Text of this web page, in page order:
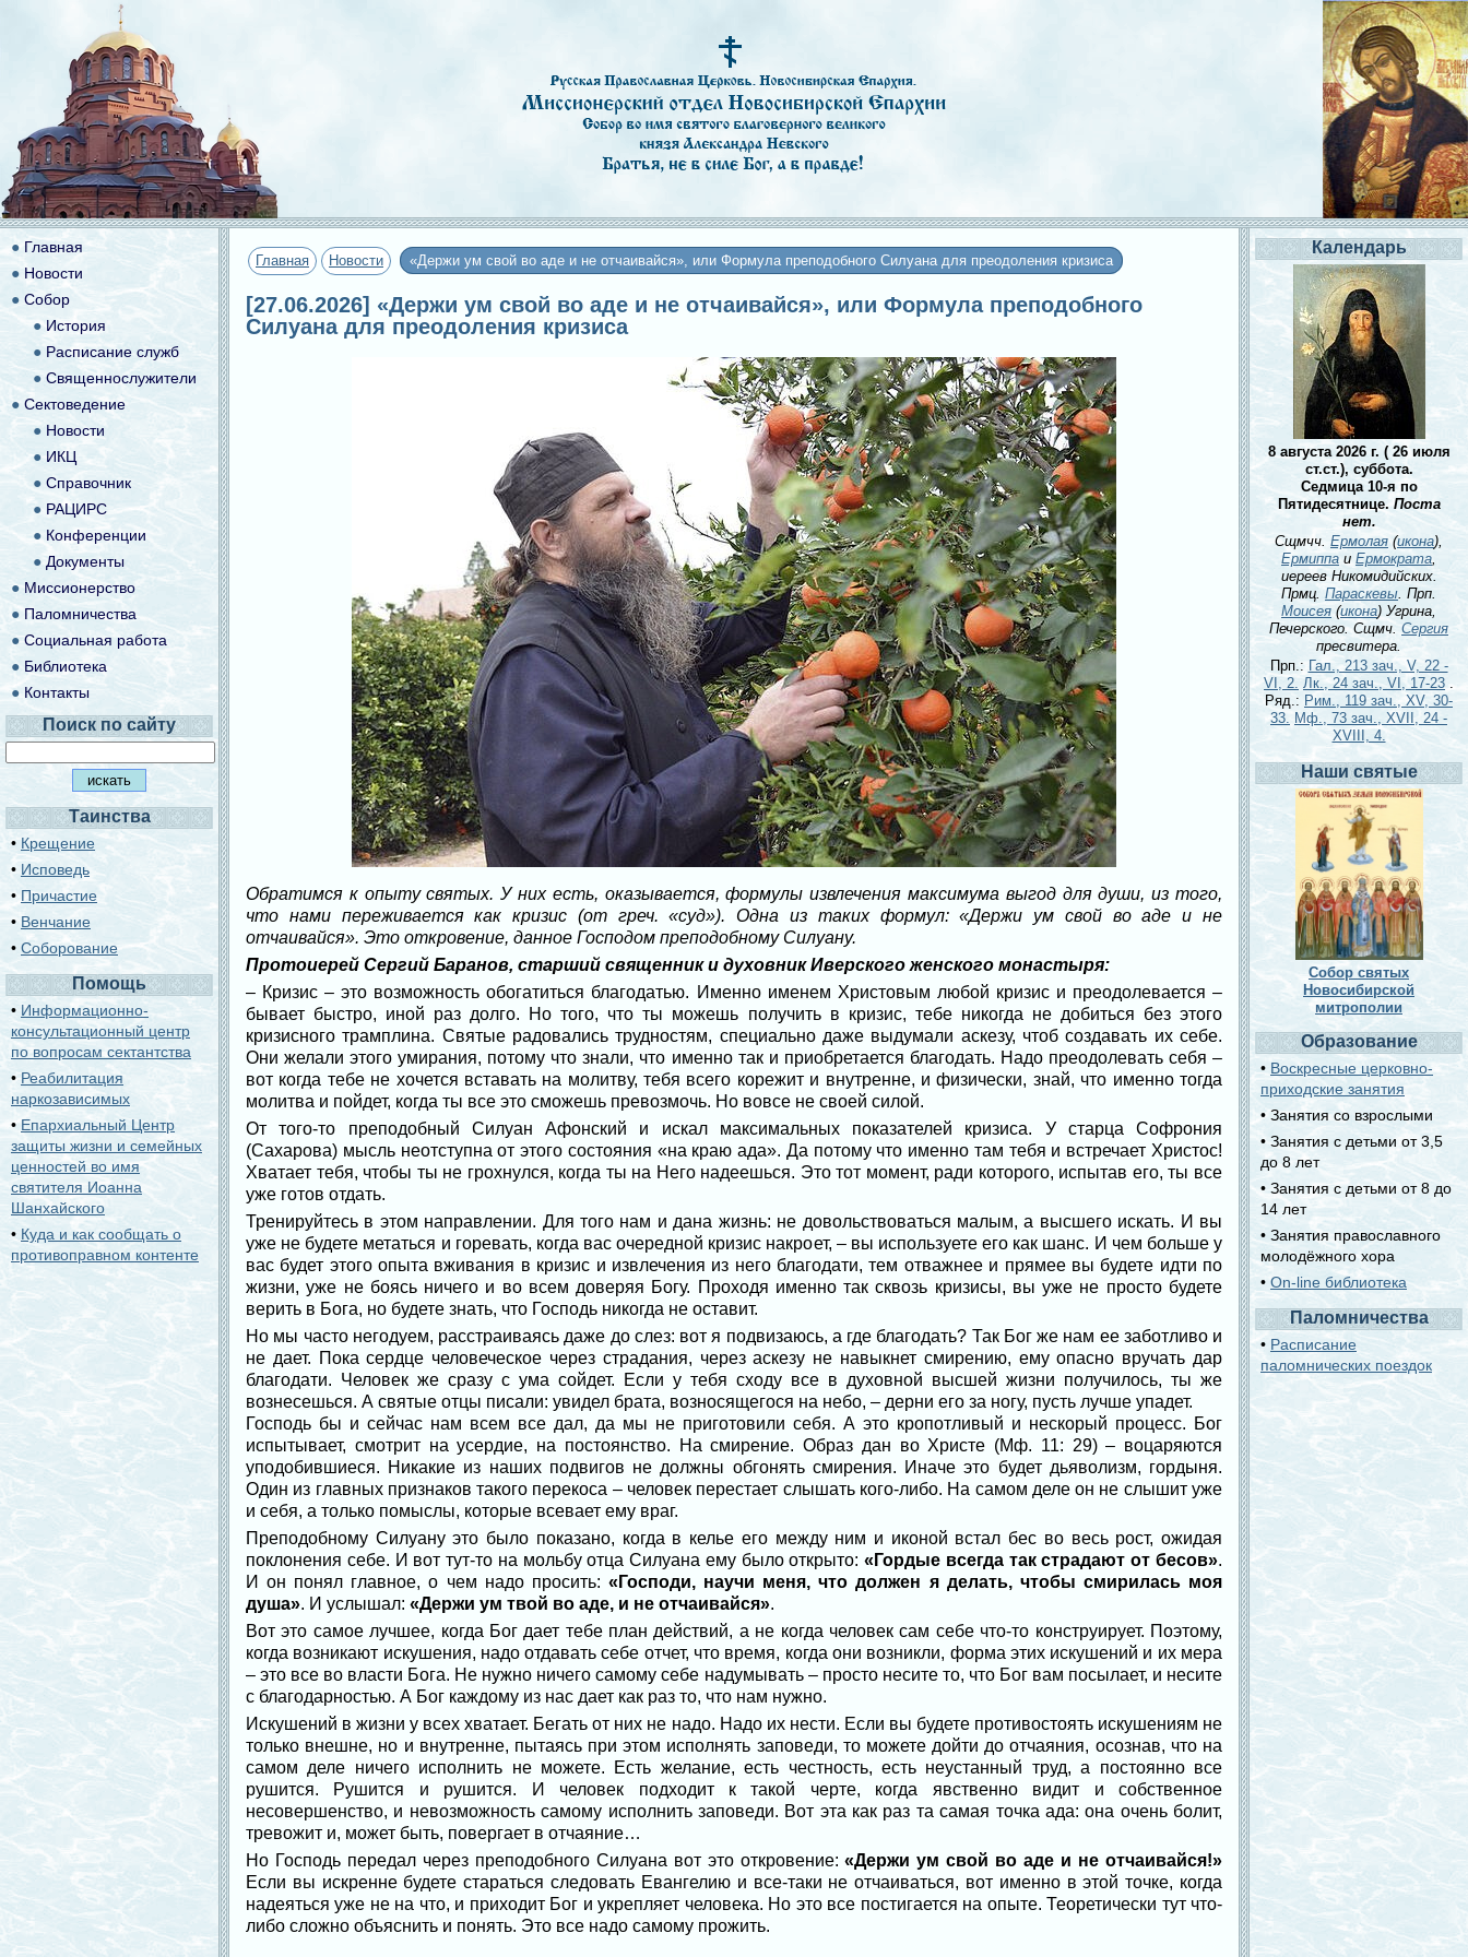
Главная Новости «Держи ум свой во аде и не отчаивайся», или Формула преподобного Силуана для преодоления кризиса
[27.06.2026] «Держи ум свой во аде и не отчаивайся», или Формула преподобного
Силуана для преодоления кризиса
Обратимся к опыту святых. У них есть, оказывается, формулы извлечения максимума выгод для души, из того,
что нами переживается как кризис (от греч. «суд»). Одна из таких формул: «Держи ум свой во аде и не
отчаивайся». Это откровение, данное Господом преподобному Силуану.
Протоиерей Сергий Баранов, старший священник и духовник Иверского женского монастыря:
– Кризис – это возможность обогатиться благодатью. Именно именем Христовым любой кризис и преодолевается –
бывает быстро, иной раз долго. Но того, что ты можешь получить в кризис, тебе никогда не добиться без этого
кризисного трамплина. Святые радовались трудностям, специально даже выдумали аскезу, чтоб создавать их себе.
Они желали этого умирания, потому что знали, что именно так и приобретается благодать. Надо преодолевать себя –
вот когда тебе не хочется вставать на молитву, тебя всего корежит и внутренне, и физически, знай, что именно тогда
молитва и пойдет, когда ты все это сможешь превозмочь. Но вовсе не своей силой.
От того-то преподобный Силуан Афонский и искал максимальных показателей кризиса. У старца Софрония
(Сахарова) мысль неотступна от этого состояния «на краю ада». Да потому что именно там тебя и встречает Христос!
Хватает тебя, чтобы ты не грохнулся, когда ты на Него надеешься. Это тот момент, ради которого, испытав его, ты все
уже готов отдать.
Тренируйтесь в этом направлении. Для того нам и дана жизнь: не довольствоваться малым, а высшего искать. И вы
уже не будете метаться и горевать, когда вас очередной кризис накроет, – вы используете его как шанс. И чем больше у
вас будет этого опыта вживания в кризис и извлечения из него благодати, тем отважнее и прямее вы будете идти по
жизни, уже не боясь ничего и во всем доверяя Богу. Проходя именно так сквозь кризисы, вы уже не просто будете
верить в Бога, но будете знать, что Господь никогда не оставит.
Но мы часто негодуем, расстраиваясь даже до слез: вот я подвизаюсь, а где благодать? Так Бог же нам ее заботливо и
не дает. Пока сердце человеческое через страдания, через аскезу не навыкнет смирению, ему опасно вручать дар
благодати. Человек же сразу с ума сойдет. Если у тебя сходу все в духовной высшей жизни получилось, ты же
вознесешься. А святые отцы писали: увидел брата, возносящегося на небо, – дерни его за ногу, пусть лучше упадет.
Господь бы и сейчас нам всем все дал, да мы не приготовили себя. А это кропотливый и нескорый процесс. Бог
испытывает, смотрит на усердие, на постоянство. На смирение. Образ дан во Христе (Мф. 11: 29) – воцаряются
уподобившиеся. Никакие из наших подвигов не должны обгонять смирения. Иначе это будет дьяволизм, гордыня.
Один из главных признаков такого перекоса – человек перестает слышать кого-либо. На самом деле он не слышит уже
и себя, а только помыслы, которые всевает ему враг.
Преподобному Силуану это было показано, когда в келье его между ним и иконой встал бес во весь рост, ожидая
поклонения себе. И вот тут-то на мольбу отца Силуана ему было открыто:«Гордые всегда так страдают от бесов».
И он понял главное, о чем надо просить: «Господи, научи меня, что должен я делать, чтобы смирилась моя
душа». И услышал: «Держи ум твой во аде, и не отчаивайся».
Вот это самое лучшее, когда Бог дает тебе план действий, а не когда человек сам себе что-то конструирует. Поэтому,
когда возникают искушения, надо отдавать себе отчет, что время, когда они возникли, форма этих искушений и их мера
– это все во власти Бога. Не нужно ничего самому себе надумывать – просто несите то, что Бог вам посылает, и несите
с благодарностью. А Бог каждому из нас дает как раз то, что нам нужно.
Искушений в жизни у всех хватает. Бегать от них не надо. Надо их нести. Если вы будете противостоять искушениям не
только внешне, но и внутренне, пытаясь при этом исполнять заповеди, то можете дойти до отчаяния, осознав, что на
самом деле ничего исполнить не можете. Есть желание, есть честность, есть неустанный труд, а постоянно все
рушится. Рушится и рушится. И человек подходит к такой черте, когда явственно видит и собственное
несовершенство, и невозможность самому исполнить заповеди. Вот эта как раз та самая точка ада: она очень болит,
тревожит и, может быть, повергает в отчаяние…
Но Господь передал через преподобного Силуана вот это откровение:«Держи ум свой во аде и не отчаивайся!»
Если вы искренне будете стараться следовать Евангелию и все-таки не отчаиваться, вот именно в этой точке, когда
надеяться уже не на что, и приходит Бог и укрепляет человека. Но это все постигается на опыте. Теоретически тут что-
либо сложно объяснить и понять. Это все надо самому прожить.
● Главная
● Новости
● Собор
● История
● Расписание служб
● Священнослужители
● Сектоведение
● Новости
●ИКЦ
● Справочник
● РАЦИРС
● Конференции
● Документы
●Миссионерство
● Паломничества
●Социальная работа
● Библиотека
● Контакты
Поиск по сайту
Таинства
• Крещение
• Исповедь
• Причастие
• Венчание
• Соборование
Помощь
• Информационно-
консультационный центр
по вопросам сектантства
•Реабилитация
наркозависимых
•Епархиальный Центр
защиты жизни и семейных
ценностей во имя
святителя Иоанна
Шанхайского
• Куда и как сообщать о
противоправном контенте
Календарь
8 августа 2026 г. ( 26 июля
ст.ст.), суббота.
Седмица 10-я по
Пятидесятнице. Поста
нет.
Сщмчч. Ермолая (икона),
Ермиппа и Ермократа,
иереев Никомидийских.
Прмц.Параскевы. Прп.
Моисея (икона) Угрина,
Печерского. Сщмч. Сергия
пресвитера.
Прп.: Гал., 213 зач., V, 22 -
VI, 2. Лк., 24 зач., VI, 17-23 .
Ряд.: Рим., 119 зач., XV, 30-
33. Мф., 73 зач., XVII, 24 -
XVIII, 4.
Наши святые
Собор святых
Новосибирской
митрополии
Образование
• Воскресные церковно-
приходские занятия
• Занятия со взрослыми
• Занятия с детьми от 3,5
до 8 лет
• Занятия с детьми от 8 до
14 лет
• Занятия православного
молодёжного хора
• On-line библиотека
Паломничества
• Расписание
паломнических поездок